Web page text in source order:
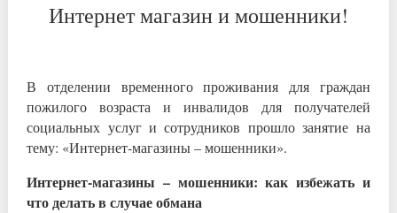
Интернет магазин и мошенники!
В отделении временного проживания для граждан
пожилого возраста и инвалидов для получателей
социальных услуг и сотрудников прошло занятие на
тему: «Интернет-магазины – мошенники».
Интернет-магазины – мошенники: как избежать и
что делать в случае обмана